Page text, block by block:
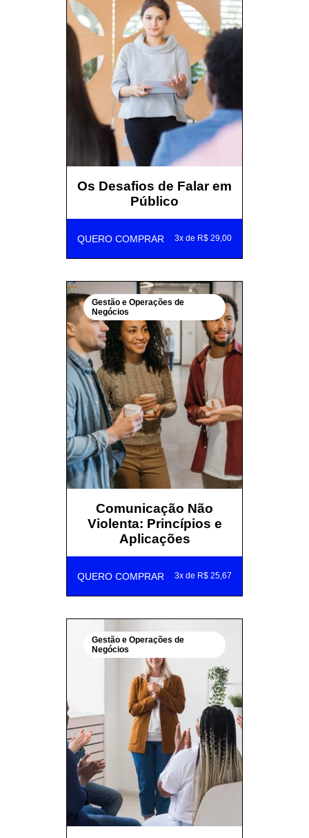
Os Desafios de Falar em
Público
QUERO COMPRAR 3x de R$ 29,00
Gestão e Operações de
Negócios
Comunicação Não
Violenta: Princípios e
Aplicações
QUERO COMPRAR 3x de R$ 25,67
Gestão e Operações de
Negócios